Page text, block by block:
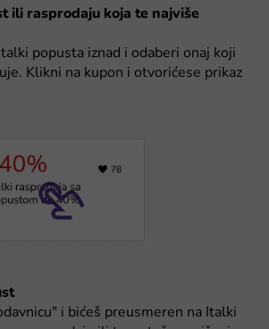
ili rasprodaju koja te najviše
popusta iznad i odaberi onaj koji
Klikni na kupon i otvorićese prikaz
i bićeš preusmeren na Italki